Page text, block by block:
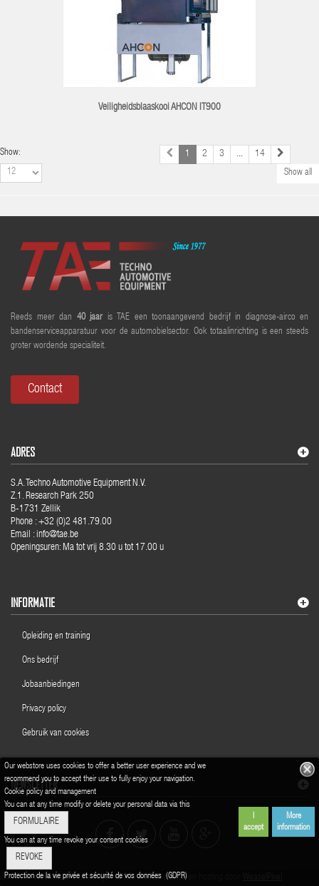
Our webstore uses cookies to offer a better user experience and we
recommend you to accept their use to fully enjoy your navigation.
Cookie policy and management
You can at any time modify or delete your personal data via this
FORMULAIRE
You can at any time revoke your consent cookies
REVOKE
Protection de la vie privée et sécurité de vos données (GDPR)
accept
More
information
Veiligheidsblaaskooi AHCON IT900
Show: 1 2 3 ... 14
Show all
Reeds meer dan 40 jaar is TAE een toonaangevend bedrijf in diagnose-airco en
bandenserviceapparatuur voor de automobielsector. Ook totaalinrichting is een steeds
groter wordende specialiteit.
Contact
ADRES
S.A. Techno Automotive Equipment N.V.
Z.1. Research Park 250
B-1731 Zellik
Phone : +32 (0)2 481.79.00
Email : info@tae.be
Openingsuren: Ma tot vrij 8.30 u tot 17.00 u
INFORMATIE
Opleiding en training
Ons bedrijf
Jobaanbiedingen
Privacy policy
Gebruik van cookies
NEWSLETTER
WebMaster : Luc Thijs | © 2016-2023 creatie en hosting door